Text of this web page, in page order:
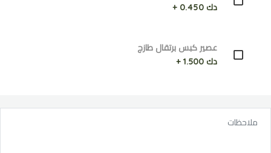
دك 0.450 +
عصير كبس برتقال طازج
دك 1.500 +
ملاحظات